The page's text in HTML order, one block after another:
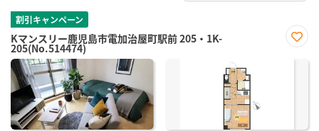
割引キャンペーン
Kマンスリー鹿児島市電加治屋町駅前 205・1K-
205(No.514474)
に入